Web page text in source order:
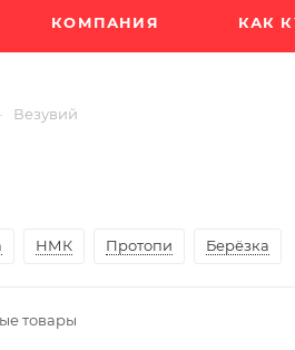
КОМПАНИЯ КАК
Везувий
НМК Протопи Берёзка
товары